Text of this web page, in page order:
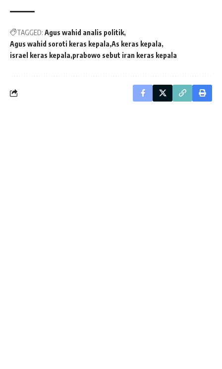
TAGGED: Agus wahid analis politik
Agus wahid soroti keras kepala As keras kepala
israel keras kepala prabowo sebut iran keras kepala